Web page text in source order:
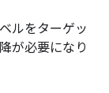
ルをターゲッ
が必要になり